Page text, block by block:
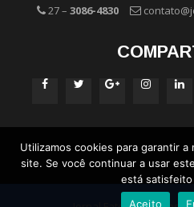
27 – 3086-4830
Utilizamos cookies para garantir
site. Se você continuar a usar
está satisfeito
Aceito